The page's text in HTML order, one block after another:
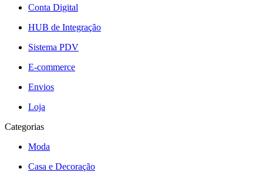
Conta Digital
HUB de Integração
Sistema PDV
E-commerce
Envios
Loja
Categorias
Moda
Casa e Decoração